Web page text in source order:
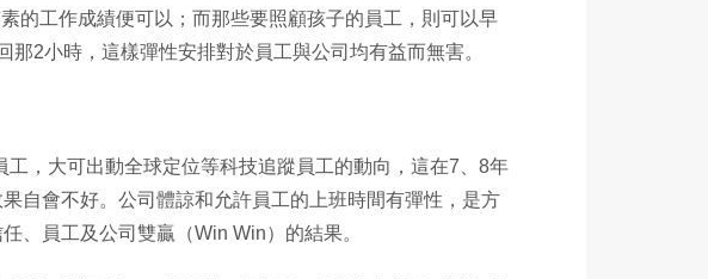
的工作成績便可以；而那些要照顧孩子的員工，則可以早
2小時，這樣彈性安排對於員工與公司均有益而無害。
，大可出動全球定位等科技追蹤員工的動向，這在7、8年
自會不好。公司體諒和允許員工的上班時間有彈性，是方
、員工及公司雙贏（Win Win）的結果。